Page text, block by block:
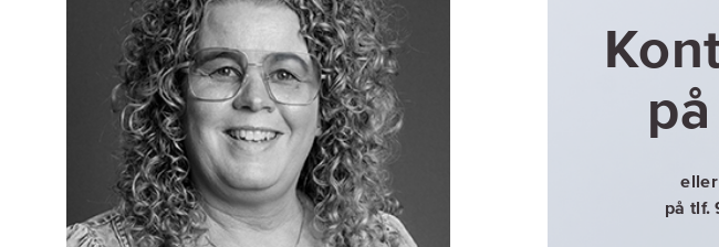
på tlf.